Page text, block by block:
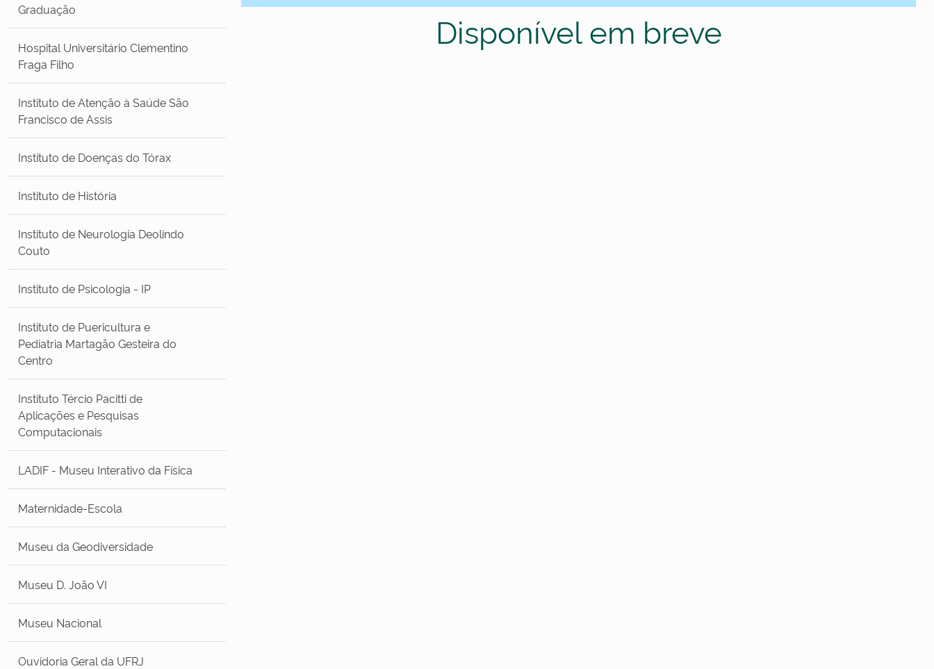
Graduação
Hospital Universitário Clementino
Fraga Filho
Instituto de Atenção à Saúde São
Francisco de Assis
Instituto de Doenças do Tórax
Instituto de História
Instituto de Neurologia Deolindo
Couto
Instituto de Psicologia - IP
Instituto de Puericultura e
Pediatria Martagão Gesteira do
Centro
Instituto Tércio Pacitti de
Aplicações e Pesquisas
Computacionais
LADIF - Museu Interativo da Física
Maternidade-Escola
Museu da Geodiversidade
Museu D. João VI
Museu Nacional
Ouvidoria Geral da UFRJ
Disponível em breve